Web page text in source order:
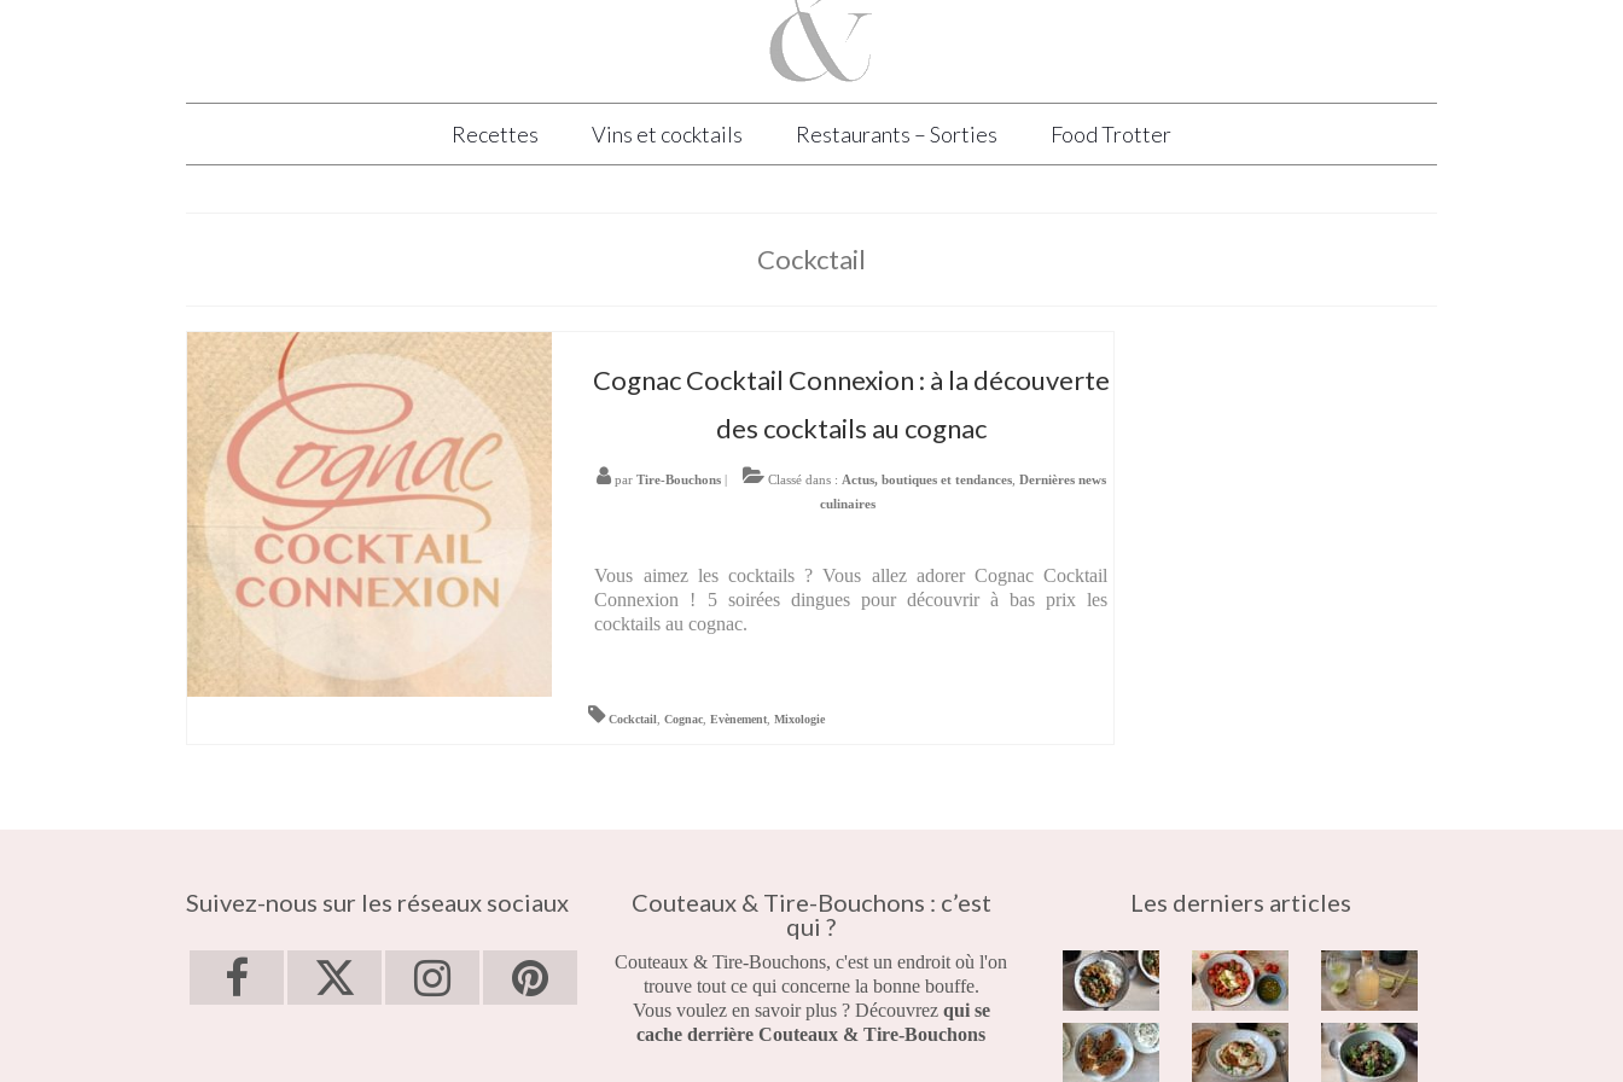
Recettes Vins et cocktails Restaurants – Sorties Food Trotter
Cockctail
Cognac Cocktail Connexion : à la découverte
des cocktails au cognac
par Tire-Bouchons| Classé dans : Actus, boutiques et tendances, Dernières news
culinaires
Vous aimez les cocktails ? Vous allez adorer Cognac Cocktail
Connexion ! 5 soirées dingues pour découvrir à bas prix les
cocktails au cognac.
Cockctail ,Cognac ,Evènement ,Mixologie
Suivez-nous sur les réseaux sociaux
Couteaux & Tire-Bouchons : c’est
qui ?
Couteaux & Tire-Bouchons, c'est un endroit où l'on
trouve tout ce qui concerne la bonne bouffe.
Vous voulez en savoir plus ? Découvrez qui se
cache derrière Couteaux & Tire-Bouchons
Les derniers articles